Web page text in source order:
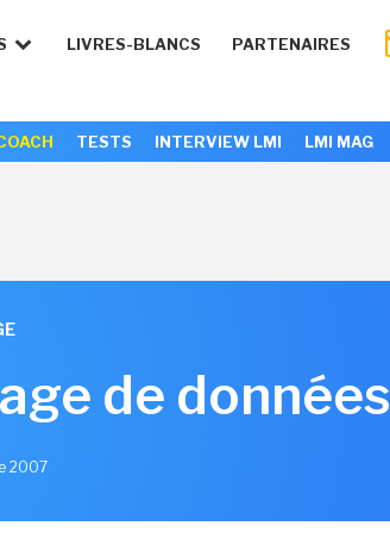
LIVRES-BLANCS PARTENAIRES
TESTS INTERVIEW LMI LMI MAG
de données
2007